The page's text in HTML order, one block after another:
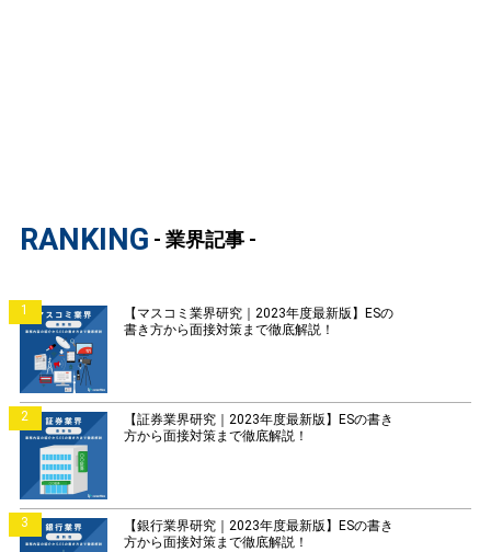
RANKING - 業界記事 -
1
【マスコミ業界研究｜2023年度最新版】ESの
書き方から面接対策まで徹底解説！
2
【証券業界研究｜2023年度最新版】ESの書き
方から面接対策まで徹底解説！
3
【銀行業界研究｜2023年度最新版】ESの書き
方から面接対策まで徹底解説！